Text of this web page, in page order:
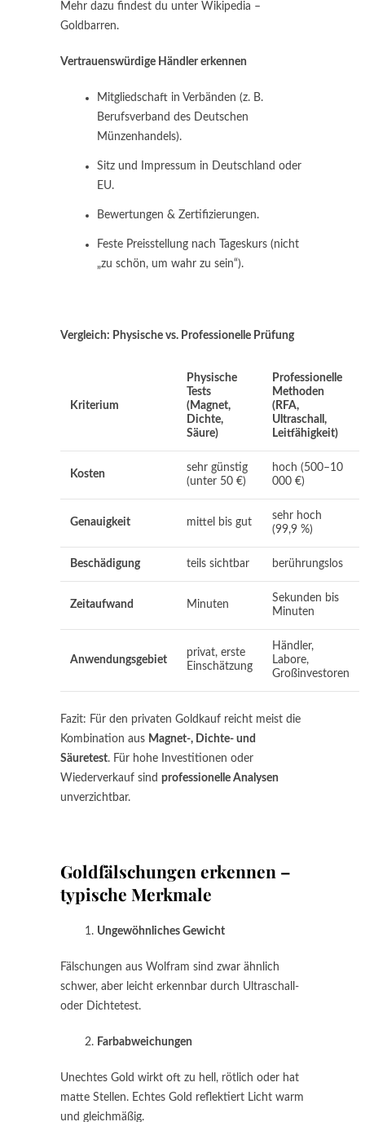
Mehr dazu findest du unter Wikipedia –
Goldbarren.
Vertrauenswürdige Händler erkennen
Mitgliedschaft in Verbänden (z. B.
Berufsverband des Deutschen
Münzenhandels).
Sitz und Impressum in Deutschland oder
EU.
Bewertungen & Zertifizierungen.
Feste Preisstellung nach Tageskurs (nicht
„zu schön, um wahr zu sein“).
Vergleich: Physische vs. Professionelle Prüfung
Kriterium
Physische
Tests
(Magnet,
Dichte,
Säure)
Professionelle
Methoden
(RFA,
Ultraschall,
Leitfähigkeit)
Kosten
sehr günstig
(unter 50 €)
hoch (500–10
000 €)
Genauigkeit mittel bis gut
sehr hoch
(99,9 %)
Beschädigung teils sichtbar berührungslos
Zeitaufwand Minuten
Sekunden bis
Minuten
Anwendungsgebiet
privat, erste
Einschätzung
Händler,
Labore,
Großinvestoren
Fazit: Für den privaten Goldkauf reicht meist die
Kombination aus Magnet-, Dichte- und
Säuretest. Für hohe Investitionen oder
Wiederverkauf sind professionelle Analysen
unverzichtbar.
Goldfälschungen erkennen –
typische Merkmale
Ungewöhnliches Gewicht
Fälschungen aus Wolfram sind zwar ähnlich
schwer, aber leicht erkennbar durch Ultraschall-
oder Dichtetest.
Farbabweichungen
Unechtes Gold wirkt oft zu hell, rötlich oder hat
matte Stellen. Echtes Gold reflektiert Licht warm
und gleichmäßig.